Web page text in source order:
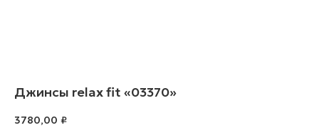
Джинсы relax fit «03370»
3780,00 ₽